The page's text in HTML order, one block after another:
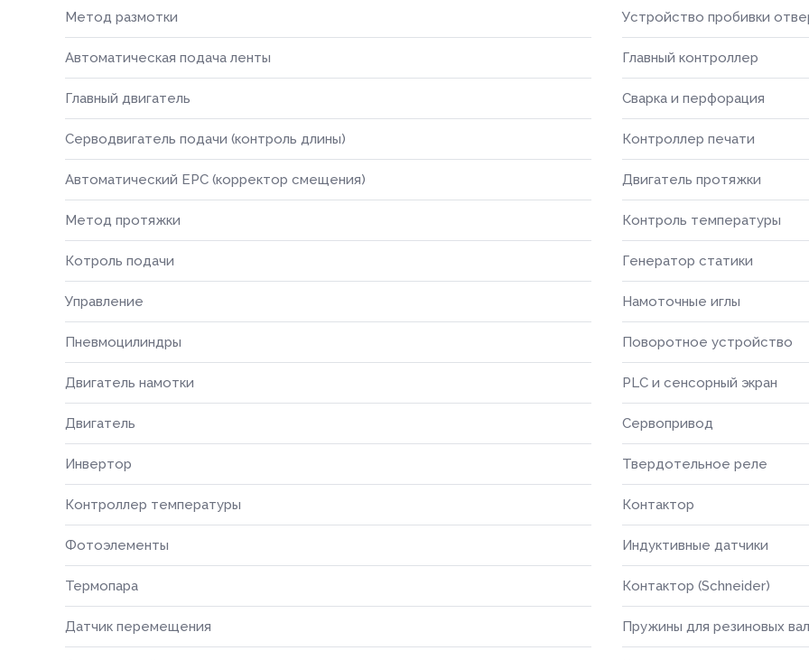
Метод размотки Устройство пробивки
Автоматическая подача ленты Главный контроллер
Главный двигатель Сварка и перфорация
Серводвигатель подачи (контроль длины) Контроллер печати
Автоматический EPC (корректор смещения) Двигатель протяжки
Метод протяжки Контроль температуры
Котроль подачи Генератор статики
Управление Намоточные иглы
Пневмоцилиндры Поворотное устройство
Двигатель намотки PLC и сенсорный экран
Двигатель Сервопривод
Инвертор Твердотельное реле
Контроллер температуры Контактор
Фотоэлементы Индуктивные датчики
Термопара Контактор (Schneider)
Датчик перемещения Пружины для резиновых
Способ оплаты
Ваше имя *
Телефон *